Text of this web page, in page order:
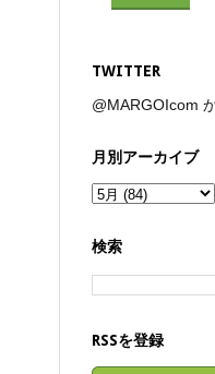
TWITTER
@MARGOIcom
月別アーカイブ
検索
RSSを登録